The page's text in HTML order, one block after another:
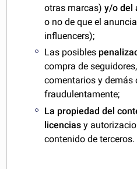
otras marcas)y/o del
o no de que el
influencers);
Las posibles
compra de
comentarios y demás
fraudulentamente;
La propiedad del
licencias y
contenido de terceros.